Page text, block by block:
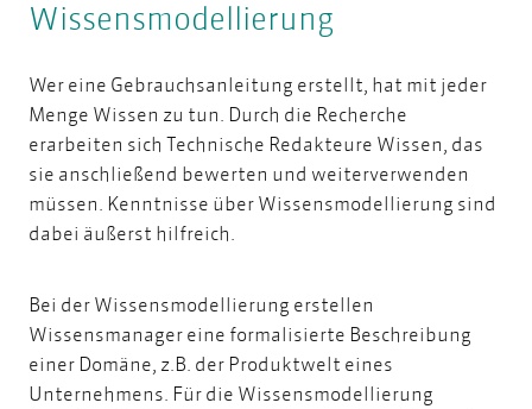
Wissensmodellierung
Wer eine Gebrauchsanleitung erstellt, hat mit jeder
Menge Wissen zu tun. Durch die Recherche
erarbeiten sich Technische Redakteure Wissen, das
sie anschließend bewerten und weiterverwenden
müssen. Kenntnisse über Wissensmodellierung sind
dabei äußerst hilfreich.
Bei der Wissensmodellierung erstellen
Wissensmanager eine formalisierte Beschreibung
einer Domäne, z.B. der Produktwelt eines
Unternehmens. Für die Wissensmodellierung